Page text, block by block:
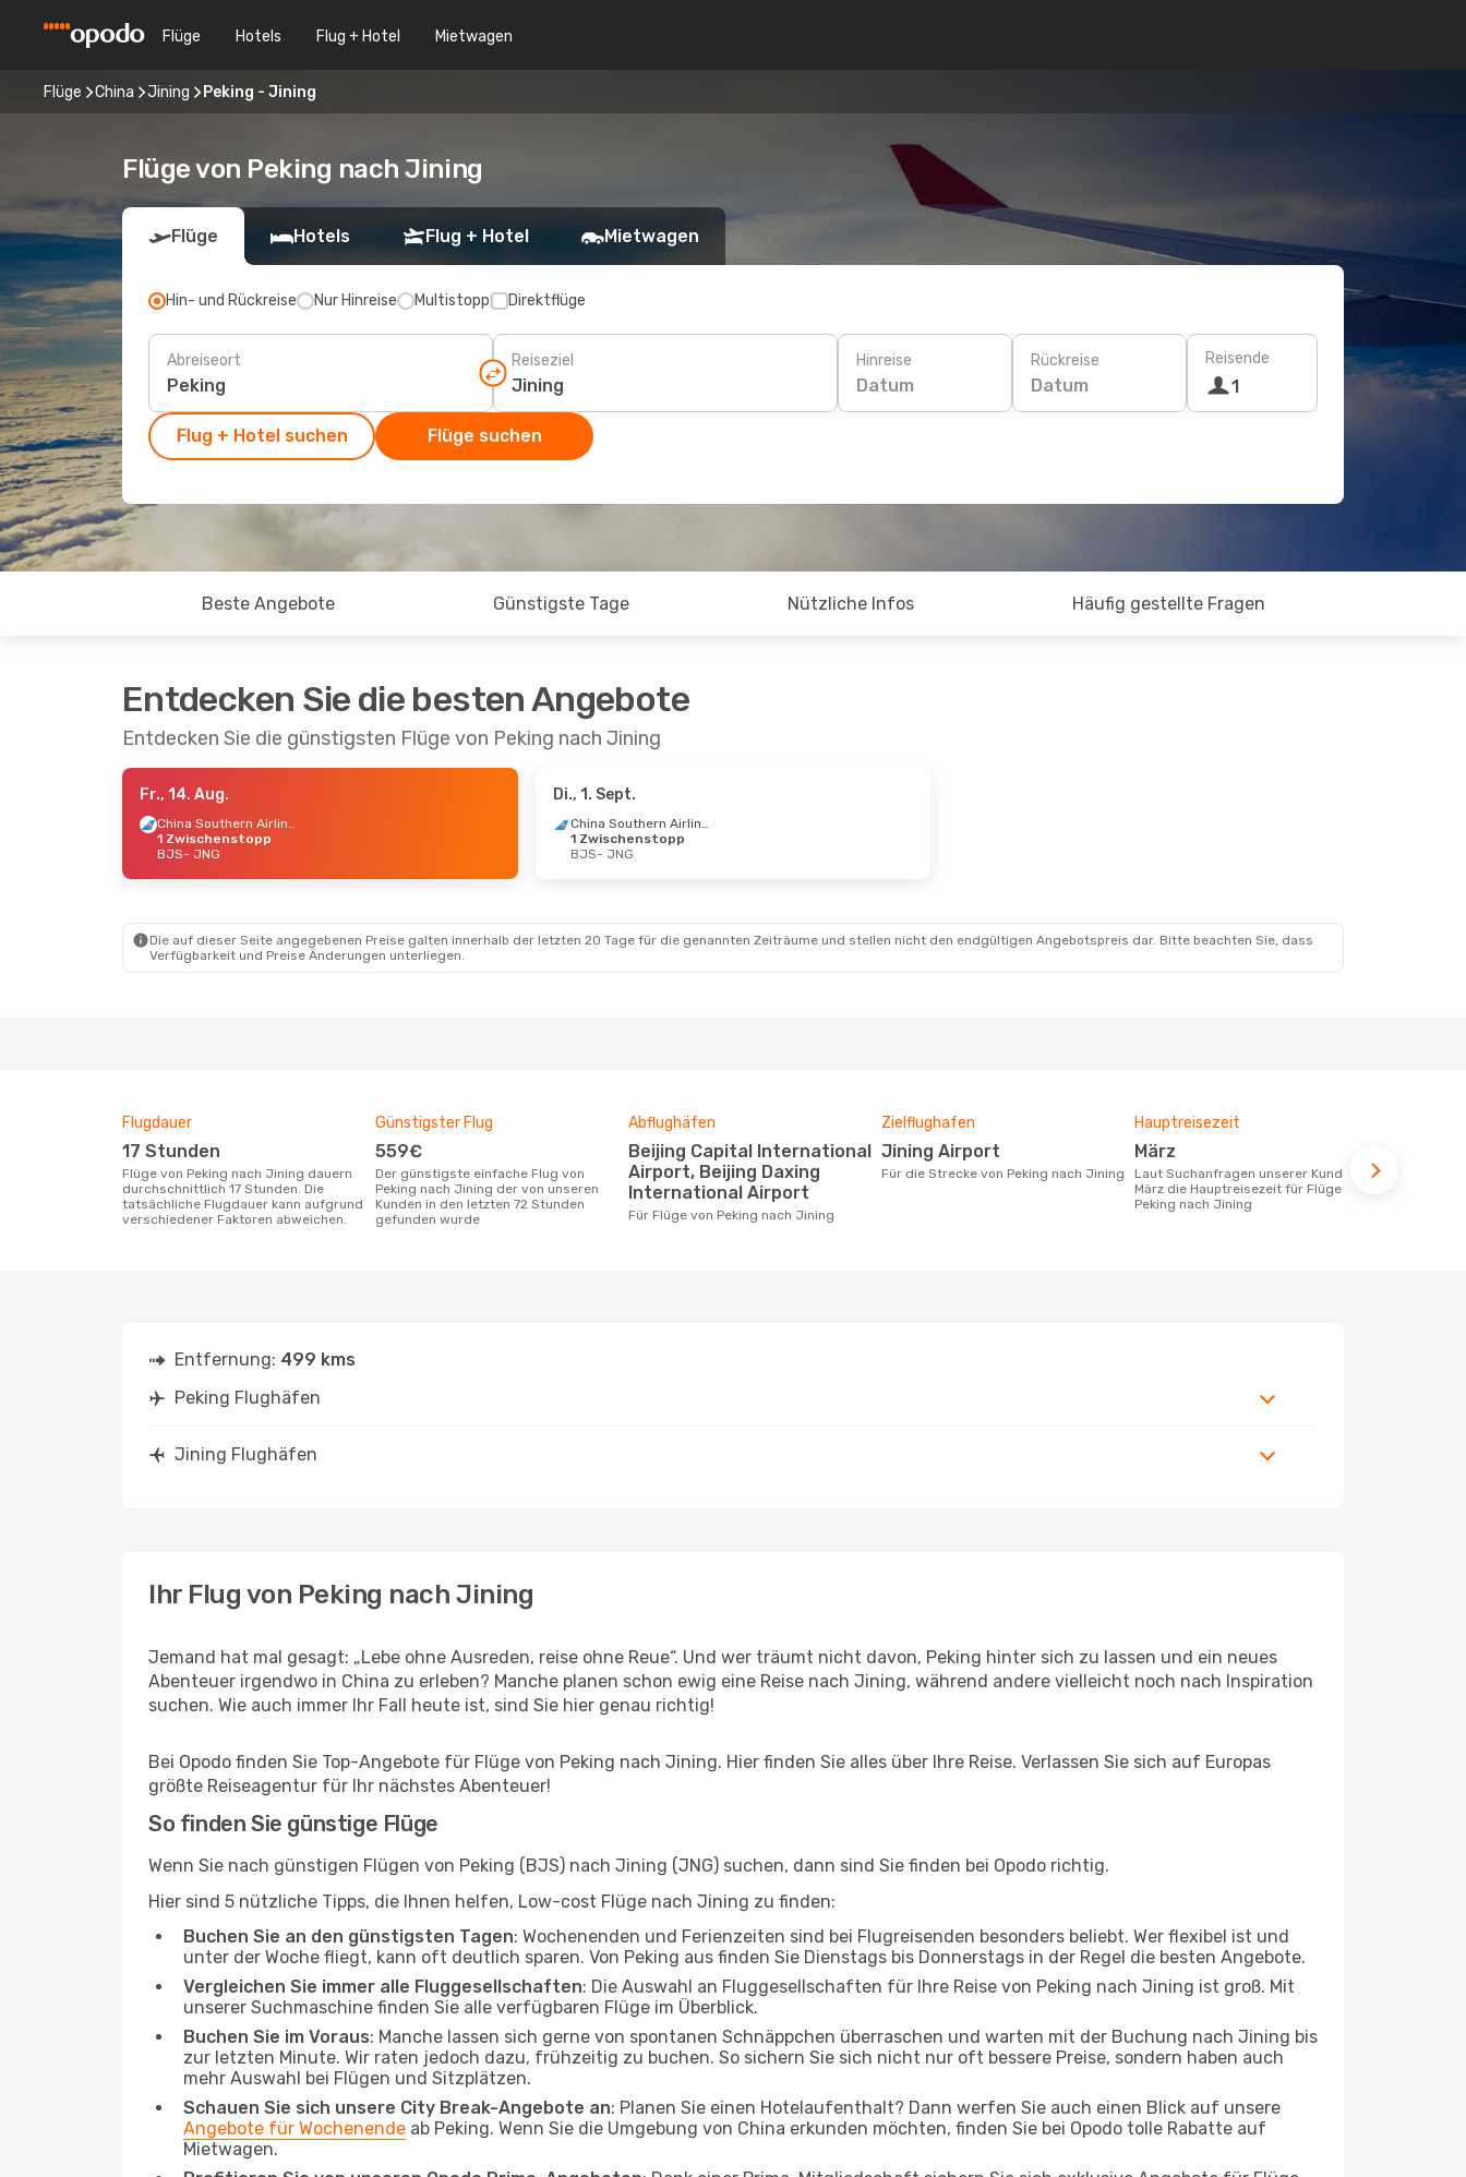
Flüge Hotels Flug + Hotel Mietwagen
Flüge China Jining Peking - Jining
Flüge von Peking nach Jining
Flüge Hotels Flug + Hotel Mietwagen
Hin- und Rückreise Nur Hinreise Multistopp Direktflüge
Abreiseort Reiseziel Hinreise
Datum
Rückreise
Datum
Reisende
1
Flug + Hotel suchen Flüge suchen
Beste Angebote Günstigste Tage Nützliche Infos Häufig gestellte Fragen
Entdecken Sie die besten Angebote
Entdecken Sie die günstigsten Flüge von Peking nach Jining
Fr., 14. Aug.
China Southern Airlines
1 Zwischenstopp
BJS- JNG
Di., 1. Sept.
China Southern Airlines
1 Zwischenstopp
BJS- JNG
Die auf dieser Seite angegebenen Preise galten innerhalb der letzten 20 Tage für die genannten Zeiträume und stellen nicht den endgültigen Angebotspreis dar. Bitte beachten Sie, dass
Verfügbarkeit und Preise Änderungen unterliegen.
Flugdauer
17 Stunden
Flüge von Peking nach Jining dauern
durchschnittlich 17 Stunden. Die
tatsächliche Flugdauer kann aufgrund
verschiedener Faktoren abweichen.
Günstigster Flug
559€
Der günstigste einfache Flug von
Peking nach Jining der von unseren
Kunden in den letzten 72 Stunden
gefunden wurde
Abflughäfen
Beijing Capital International
Airport, Beijing Daxing
International Airport
Für Flüge von Peking nach Jining
Zielflughafen
Jining Airport
Für die Strecke von Peking nach Jining
Hauptreisezeit
März
Laut Suchanfragen unserer Kunden ist
März die Hauptreisezeit für Flüge von
Peking nach Jining
Entfernung: 499 kms
Peking Flughäfen
Jining Flughäfen
Ihr Flug von Peking nach Jining
Jemand hat mal gesagt: „Lebe ohne Ausreden, reise ohne Reue“. Und wer träumt nicht davon, Peking hinter sich zu lassen und ein neues
Abenteuer irgendwo in China zu erleben? Manche planen schon ewig eine Reise nach Jining, während andere vielleicht noch nach Inspiration
suchen. Wie auch immer Ihr Fall heute ist, sind Sie hier genau richtig!
Bei Opodo finden Sie Top-Angebote für Flüge von Peking nach Jining. Hier finden Sie alles über Ihre Reise. Verlassen Sie sich auf Europas
größte Reiseagentur für Ihr nächstes Abenteuer!
So finden Sie günstige Flüge
Wenn Sie nach günstigen Flügen von Peking (BJS) nach Jining (JNG) suchen, dann sind Sie finden bei Opodo richtig.
Hier sind 5 nützliche Tipps, die Ihnen helfen, Low-cost Flüge nach Jining zu finden:
Buchen Sie an den günstigsten Tagen: Wochenenden und Ferienzeiten sind bei Flugreisenden besonders beliebt. Wer flexibel ist und
unter der Woche fliegt, kann oft deutlich sparen. Von Peking aus finden Sie Dienstags bis Donnerstags in der Regel die besten Angebote.
Vergleichen Sie immer alle Fluggesellschaften: Die Auswahl an Fluggesellschaften für Ihre Reise von Peking nach Jining ist groß. Mit
unserer Suchmaschine finden Sie alle verfügbaren Flüge im Überblick.
Buchen Sie im Voraus: Manche lassen sich gerne von spontanen Schnäppchen überraschen und warten mit der Buchung nach Jining bis
zur letzten Minute. Wir raten jedoch dazu, frühzeitig zu buchen. So sichern Sie sich nicht nur oft bessere Preise, sondern haben auch
mehr Auswahl bei Flügen und Sitzplätzen.
Schauen Sie sich unsere City Break-Angebote an: Planen Sie einen Hotelaufenthalt? Dann werfen Sie auch einen Blick auf unsere
Angebote für Wochenende ab Peking. Wenn Sie die Umgebung von China erkunden möchten, finden Sie bei Opodo tolle Rabatte auf
Mietwagen.